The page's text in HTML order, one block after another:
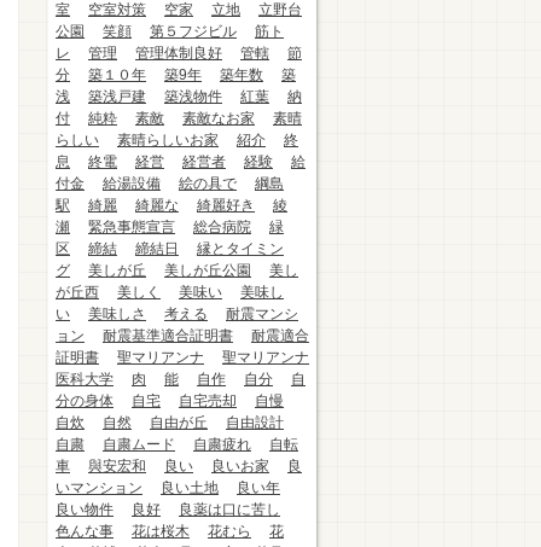
室
空室対策 空家 立地
立野台
公園
笑顔 第５フジビル
筋ト
レ
管理 管理体制良好 管轄
節
分
築１０年 築9年 築年数
築
浅
築浅戸建 築浅物件 紅葉
納
付
純粋 素敵 素敵なお家
素晴
らしい
素晴らしいお家 紹介
終
息
終電 経営 経営者 経験
給
付金
給湯設備 絵の具で
綱島
駅
綺麗 綺麗な 綺麗好き
綾
瀬
緊急事態宣言 総合病院
緑
区
締結 締結日
縁とタイミン
グ
美しが丘 美しが丘公園
美し
が丘西
美しく 美味い
美味し
い
美味しさ 考える
耐震マンシ
ョン
耐震基準適合証明書
耐震適合
証明書
聖マリアンナ
聖マリアンナ
医科大学
肉 能 自作 自分
自
分の身体
自宅 自宅売却
自慢
自炊
自然 自由が丘
自由設計
自粛
自粛ムード 自粛疲れ
自転
車
與安宏和 良い 良いお家
良
いマンション
良い土地
良い年
良い物件
良好
良薬は口に苦し
色んな事
花は桜木 花むら
花